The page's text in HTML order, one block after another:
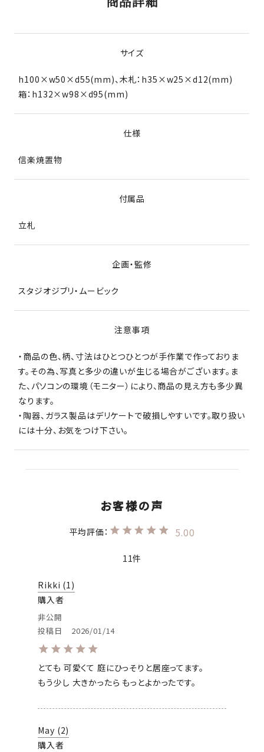
サイズ
h100×w50×d55(mm)、木札：h35×w25×d12(mm)
箱：h132×w98×d95(mm)
仕様
信楽焼置物
付属品
立札
企画・監修
スタジオジブリ・ムービック
注意事項
・商品の色、柄、寸法はひとつひとつが手作業で作っておりま
す。その為、写真と多少の違いが生じる場合がございます。ま
た、パソコンの環境（モニター）により、商品の見え方も多少異
なります。
・陶器、ガラス製品はデリケートで破損しやすいです。取り扱い
には十分、お気をつけ下さい。
5.00
11
Rikki 1
購入者
非公開
投稿日
2026/01/14
とても 可愛くて 庭にひっそりと居座ってます。
もう少し 大きかったら もっとよかったです。
May 2
購入者